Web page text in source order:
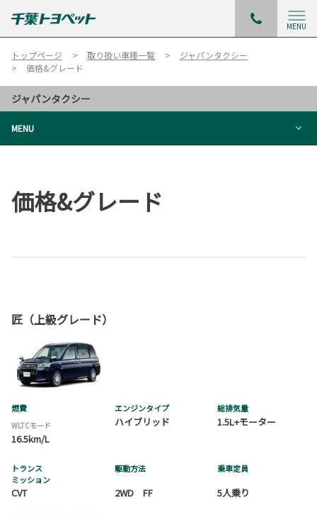
MENU
トップページ 取り扱い車種一覧
ジャパンタクシー
価格&グレード
ジャパンタクシー
MENU
価格&グレード
匠（上級グレード）
燃費
WLTCモード
16.5km/L
エンジンタイプ
ハイブリッド
総排気量
1.5L+モーター
トランス
ミッション
CVT
駆動方法
2WD FF
乗車定員
5人乗り